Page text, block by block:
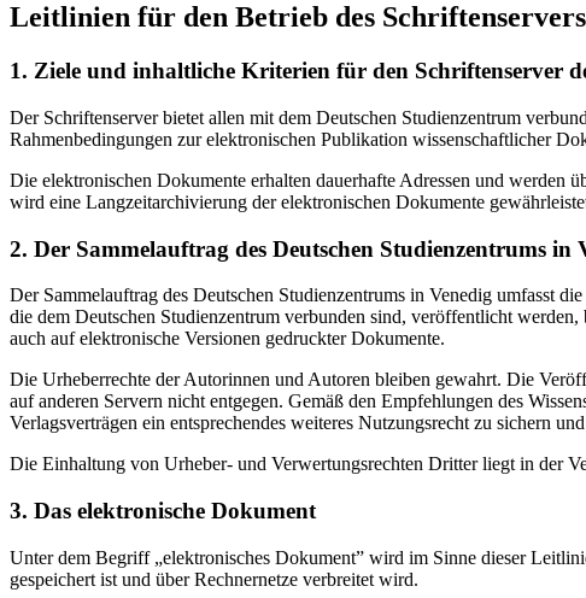
Leitlinien für den Betrieb des Schriftenservers
1. Ziele und inhaltliche Kriterien für den Schriftenserver
Der Schriftenserver bietet allen mit dem Deutschen Studienzentrum
Rahmenbedingungen zur elektronischen Publikation wissenschaftlicher
Die elektronischen Dokumente erhalten dauerhafte Adressen und werden
wird eine Langzeitarchivierung der elektronischen Dokumente
2. Der Sammelauftrag des Deutschen Studienzentrums
Der Sammelauftrag des Deutschen Studienzentrums in Venedig umfasst
die dem Deutschen Studienzentrum verbunden sind, veröffentlicht
auch auf elektronische Versionen gedruckter Dokumente.
Die Urheberrechte der Autorinnen und Autoren bleiben gewahrt. Die
auf anderen Servern nicht entgegen. Gemäß den Empfehlungen des
Verlagsverträgen ein entsprechendes weiteres Nutzungsrecht zu sichern
Die Einhaltung von Urheber- und Verwertungsrechten Dritter liegt in der
3. Das elektronische Dokument
Unter dem Begriff „elektronisches Dokument” wird im Sinne dieser
gespeichert ist und über Rechnernetze verbreitet wird.